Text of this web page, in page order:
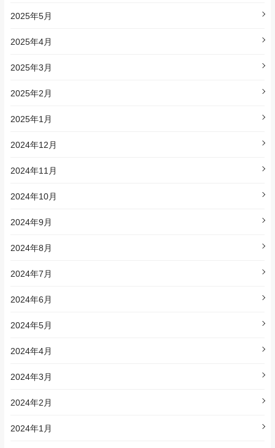
2025年5月
2025年4月
2025年3月
2025年2月
2025年1月
2024年12月
2024年11月
2024年10月
2024年9月
2024年8月
2024年7月
2024年6月
2024年5月
2024年4月
2024年3月
2024年2月
2024年1月